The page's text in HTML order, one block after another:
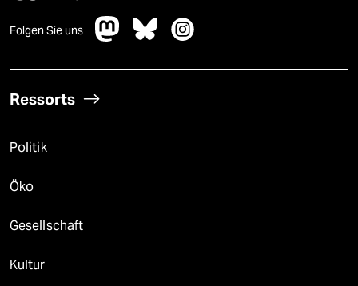
Folgen Sie uns
Ressorts
Politik
Öko
Gesellschaft
Kultur